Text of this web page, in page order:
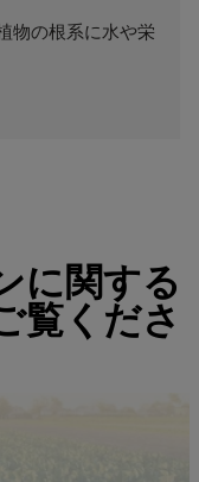
物の根系に水や栄
に関する
覧くださ